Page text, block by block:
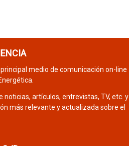
principal medio de comunicación on-line
noticias, artículos, entrevistas, TV, etc. y
más relevante y actualizada sobre el